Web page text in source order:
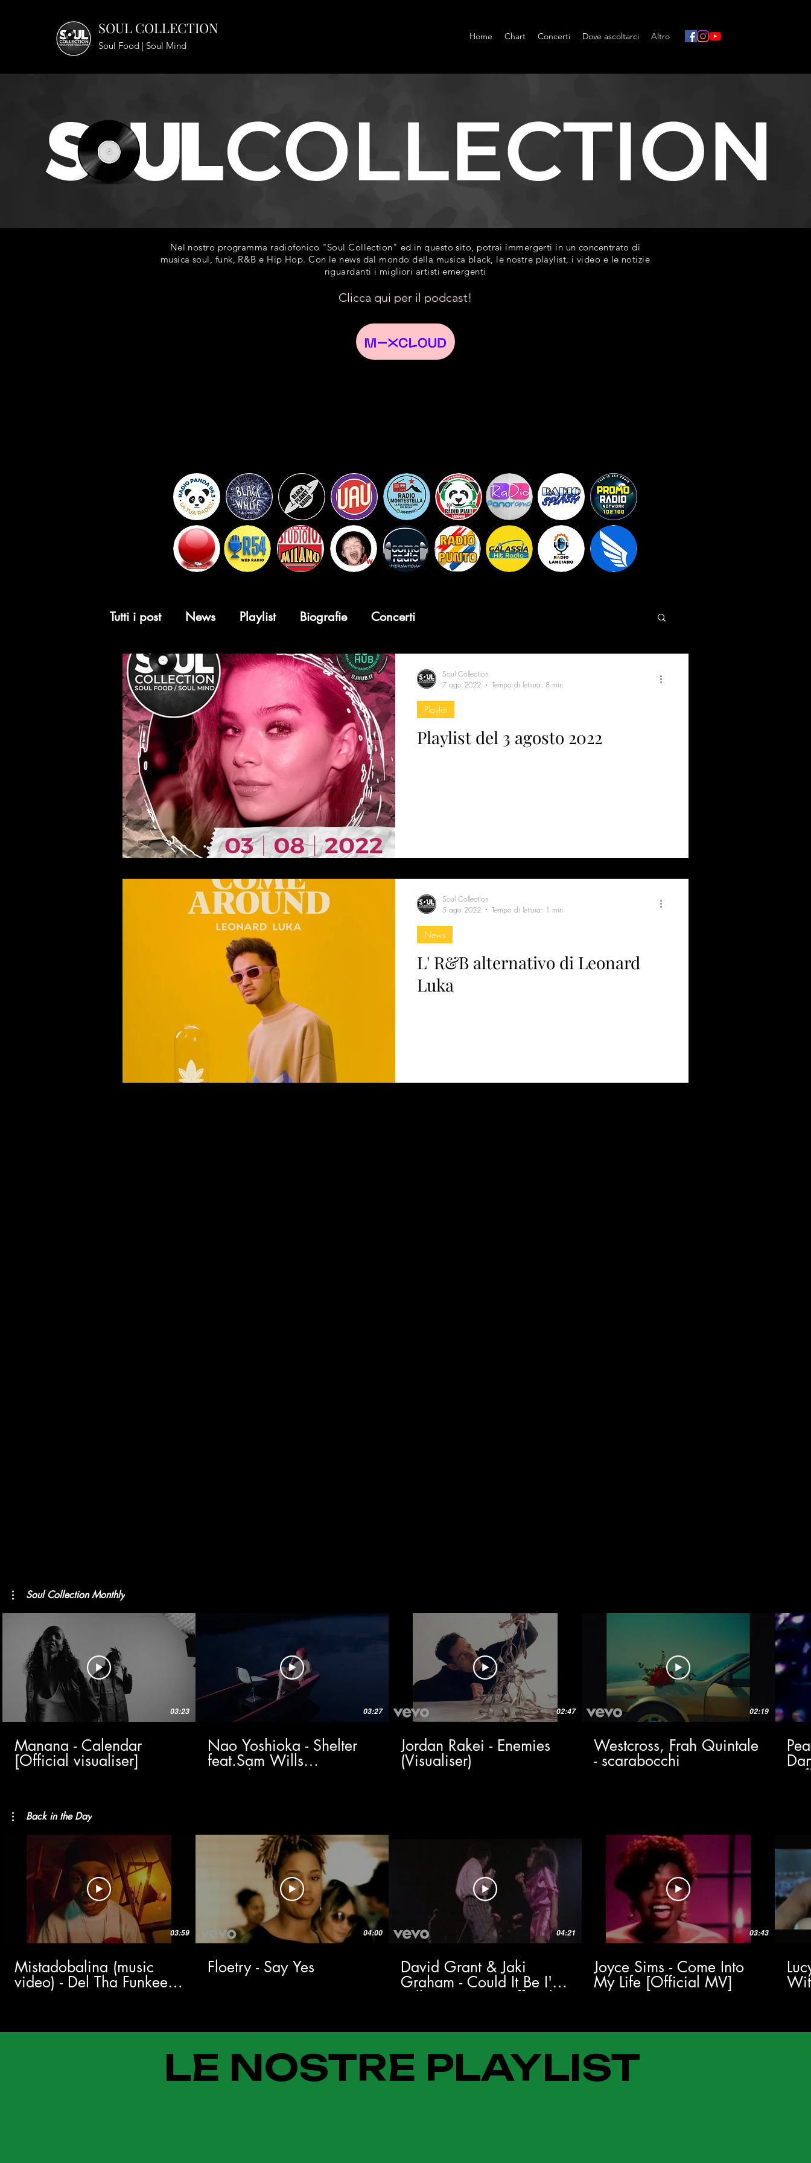
SOUL COLLECTION
Soul Food | Soul Mind
Home Chart Concerti Dove ascoltarci Altro
Nel nostro programma radiofonico "Soul Collection" ed in questo sito, potrai immergerti in un concentrato di
musica soul, funk, R&B e Hip Hop. Con le news dal mondo della musica black, le nostre playlist, i video e le notizie
riguardanti i migliori artisti emergenti
Clicca qui per il podcast!
Tutti i post News Playlist Biografie Concerti
Playlist del 3 agosto 2022
Playlist
Soul Collection
7 ago 2022
Tempo di lettura: 8 min
L' R&B alternativo di Leonard
Luka
News
Soul Collection
5 ago 2022
Tempo di lettura: 1 min
Soul Collection Monthly
03:23
Manana - Calendar
[Official visualiser]
03:27
Nao Yoshioka - Shelter
feat.Sam Wills
(Visualizer)
02:47
Jordan Rakei - Enemies
(Visualiser)
02:19
Westcross, Frah Quintale
- scarabocchi
Back in the Day
03:59
Mistadobalina (music
video) - Del Tha Funkee
Homosapien
04:00
Floetry - Say Yes
04:21
David Grant & Jaki
Graham - Could It Be I'm
Falling In Love (Official
03:43
Joyce Sims - Come Into
My Life [Official MV]
LE NOSTRE PLAYLIST